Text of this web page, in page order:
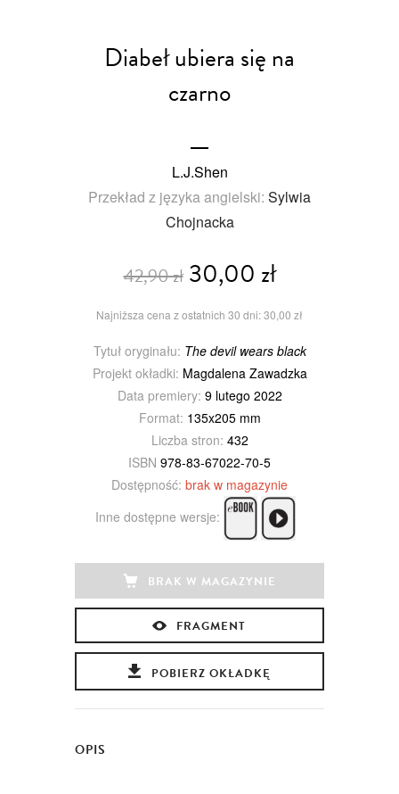
Diabeł ubiera się na
czarno
L.J.Shen
Przekład z języka angielski: Sylwia
Chojnacka
42,90 zł30,00 zł
Najniższa cena z ostatnich 30 dni: 30,00 zł
Tytuł oryginału: The devil wears black
Projekt okładki: Magdalena Zawadzka
Data premiery: 9 lutego 2022
Format: 135x205 mm
Liczba stron: 432
ISBN 978-83-67022-70-5
Dostępność: brak w magazynie
Inne dostępne wersje:
BRAK W MAGAZYNIE
FRAGMENT
POBIERZ OKŁADKĘ
OPIS